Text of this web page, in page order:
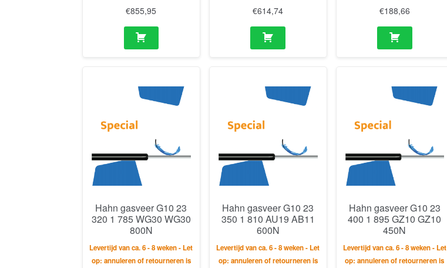
€855,95 €614,74 €188,66
Hahn gasveer G10 23
320 1 785 WG30 WG30
800N
Levertijd van ca. 6 - 8 weken - Let
op: annuleren of retourneren is
Hahn gasveer G10 23
350 1 810 AU19 AB11
600N
Levertijd van ca. 6 - 8 weken - Let
op: annuleren of retourneren is
Hahn gasveer G10 23
400 1 895 GZ10 GZ10
450N
Levertijd van ca. 6 - 8 weken - Let
op: annuleren of retourneren is